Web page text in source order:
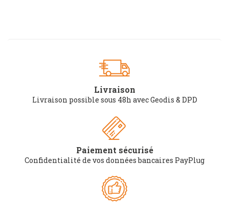
Livraison
Livraison possible sous 48h avec Geodis & DPD
Paiement sécurisé
Confidentialité de vos données bancaires PayPlug